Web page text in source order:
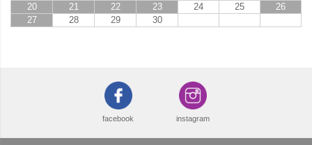
20
21 22 23 24 25
26
27
28 29 30
facebook instagram